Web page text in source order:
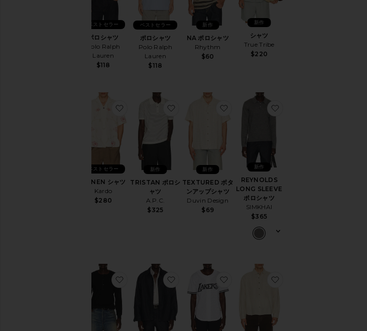
ポロシャツ
Polo Ralph
Lauren
$118
ベストセラー
ポロシャツ
Polo Ralph
Lauren
$118
ベストセラー
NA ポロシャツ
Rhythm
$60
新作
シャツ
True Tribe
$220
新作
RONEN シャツ
Kardo
$280
ベストセラー
お気に入りRONEN シャツ
TRISTAN ポロシ
ャツ
A.P.C.
$325
新作
お気に入りTRISTAN ポロシャツ
TEXTURED ボタ
ンアップシャツ
Duvin Design
$69
新作
お気に入りTEXTURED ボタンアップシャツ
REYNOLDS
LONG SLEEVE
ポロシャツ
SIMKHAI
$365
新作
お気に入りJAY ヘンリーお気に入りDENIM シャツお気に入りシャツ